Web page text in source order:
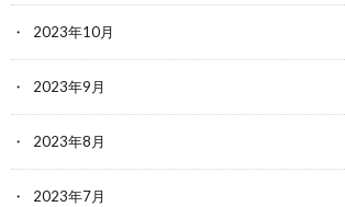
2023年10月
2023年9月
2023年8月
2023年7月